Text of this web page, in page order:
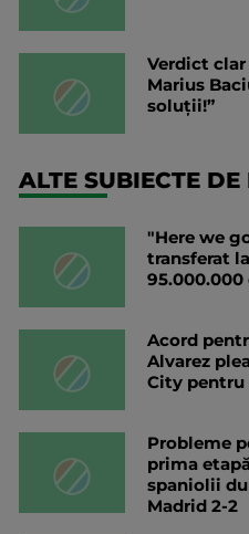
Verdict
Marius
soluții!”
ALTE SUBIECTE DE
"Here we
transferat
95.000.000
Acord
Alvarez
City pentru
Probleme
prima
spaniolii
Madrid 2-2